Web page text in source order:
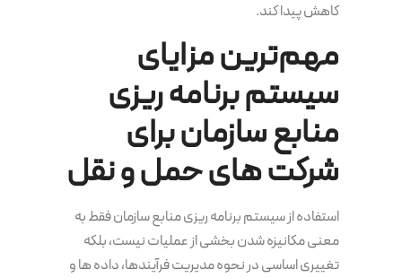
کاهش پیدا کند.
مهم‌ترین مزایای
سیستم برنامه‌ ریزی
منابع سازمان برای
شرکت های حمل و نقل
استفاده از سیستم برنامه‌ ریزی منابع سازمان فقط به
معنی مکانیزه شدن بخشی از عملیات نیست، بلکه
تغییری اساسی در نحوه مدیریت فرآیندها، داده ها و